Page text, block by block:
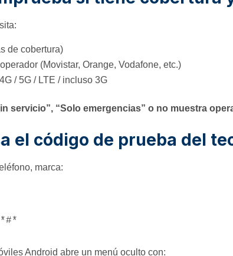
de cobertura)
(Movistar, Orange, Vodafone, etc.)
/ 5G / LTE / incluso 3G
servicio”, “Solo emergencias” o no muestra
el código de prueba del
marca:
Android abre un menú oculto con: